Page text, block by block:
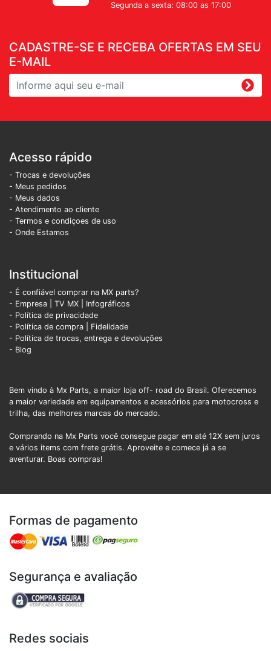
CADASTRE-SE E RECEBA OFERTAS EM SEU
E-MAIL
Segunda a sexta: 08:00 as 17:00
Acesso rápido
- Trocas e devoluções
- Meus pedidos
- Meus dados
- Atendimento ao cliente
- Termos e condiçoes de uso
- Onde Estamos
Institucional
- É confiável comprar na MX parts?
- Empresa
TV MX
Infográficos
- Política de privacidade
- Política de compra | Fidelidade
- Política de trocas, entrega e devoluções
- Blog
Bem vindo à Mx Parts, a maior loja off- road do Brasil. Oferecemos
a maior variedade em equipamentos e acessórios para motocross e
trilha, das melhores marcas do mercado.
Comprando na Mx Parts você consegue pagar em até 12X sem juros
e vários items com frete grátis. Aproveite e comece já a se
aventurar. Boas compras!
Formas de pagamento
Segurança e avaliação
Redes sociais